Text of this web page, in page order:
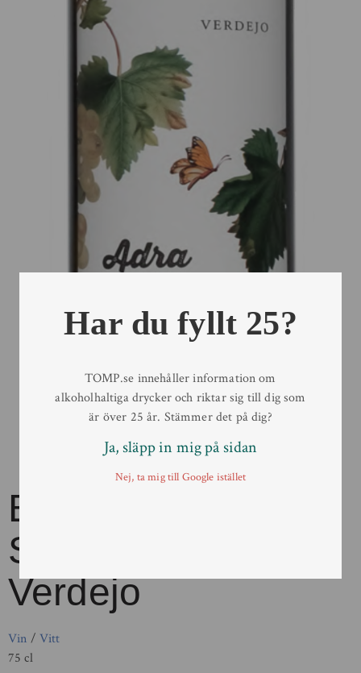
Bodegas La
Soterraña – Adra
Verdejo
Vin / Vitt
75 cl
Har du fyllt 25?
TOMP.se innehåller information om
alkoholhaltiga drycker och riktar sig till dig som
är över 25 år. Stämmer det på dig?
Ja, släpp in mig på sidan
Nej, ta mig till Google istället